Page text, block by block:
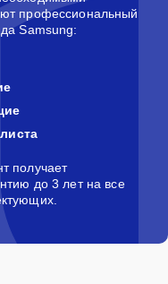
профессиональный
Samsung:
получает
до 3 лет на все